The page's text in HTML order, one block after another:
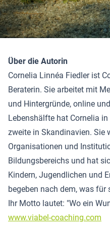
Über die Autorin
Cornelia Linnéa Fiedler ist
Beraterin. Sie arbeitet mit
und Hintergründe, online
Lebenshälfte hat Cornelia
zweite in Skandinavien. Sie
Organisationen und
Bildungsbereichs und hat
Kindern, Jugendlichen und
begeben nach dem, was für
Ihr Motto lautet: "Wo ein
www.viabel-coaching.com